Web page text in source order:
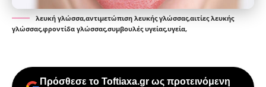
λευκή γλώσσα,αντιμετώπιση λευκής γλώσσας,αιτίες λευκής
γλώσσας,φροντίδα γλώσσας,συμβουλές υγείας,υγεία,
Πρόσθεσε το Toftiaxa.gr ως προτεινόμενη